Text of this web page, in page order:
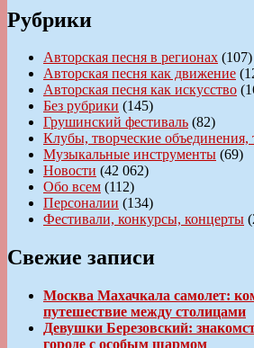
Рубрики
Авторская песня в регионах (107)
Авторская песня как движение
Авторская песня как искусство
Без рубрики (145)
Грушинский фестиваль (82)
Клубы, творческие объединения,
Музыкальные инструменты (69)
Новости (42 062)
Обо всем (112)
Персоналии (134)
Фестивали, конкурсы, концерты
Свежие записи
Москва Махачкала самолет:
путешествие между столицами
Девушки Березовский:
городе с особым шармом